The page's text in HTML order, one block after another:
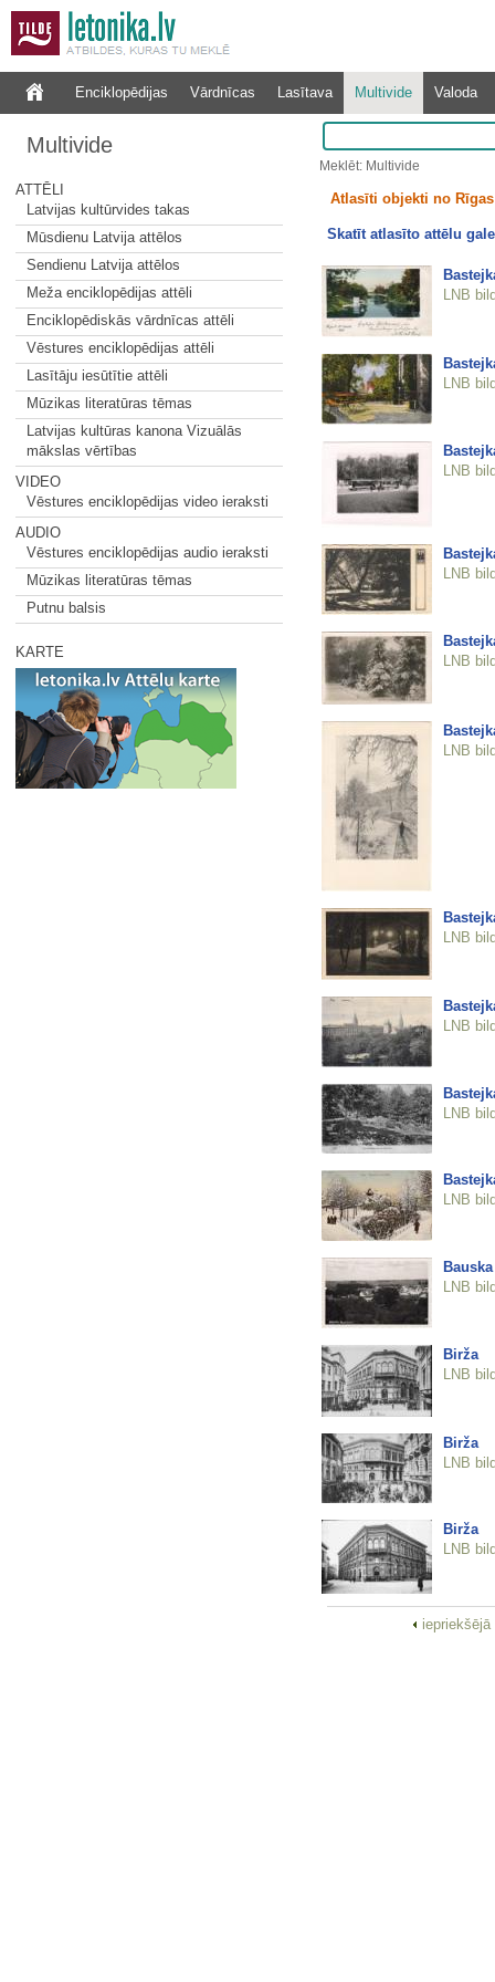
Enciklopēdijas Vārdnīcas Lasītava Multivide Valoda
Multivide
ATTĒLI
Latvijas kultūrvides takas
Mūsdienu Latvija attēlos
Sendienu Latvija attēlos
Meža enciklopēdijas attēli
Enciklopēdiskās vārdnīcas attēli
Vēstures enciklopēdijas attēli
Lasītāju iesūtītie attēli
Mūzikas literatūras tēmas
Latvijas kultūras kanona Vizuālās
mākslas vērtības
VIDEO
Vēstures enciklopēdijas video ieraksti
AUDIO
Vēstures enciklopēdijas audio ieraksti
Mūzikas literatūras tēmas
Putnu balsis
KARTE
Meklēt: Multivide
Atlasīti objekti no
Skatīt atlasīto attēlu
LNB
LNB
LNB
LNB
LNB
LNB
LNB
LNB
LNB
LNB
Bauska
LNB
Birža
LNB
Birža
LNB
Birža
LNB